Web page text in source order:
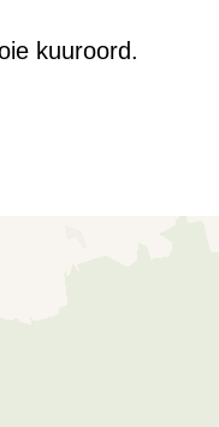
kuuroord.